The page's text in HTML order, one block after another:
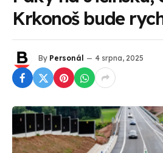
Krkonoš bude
By Personál 4 srpna, 2025